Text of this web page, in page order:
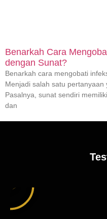
Benarkah Cara
dengan Sunat?
Benarkah cara mengobati
Menjadi salah satu pertanyaan
Pasalnya, sunat sendiri
dan